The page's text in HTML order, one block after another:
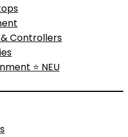
Controllers
⭐ NEU